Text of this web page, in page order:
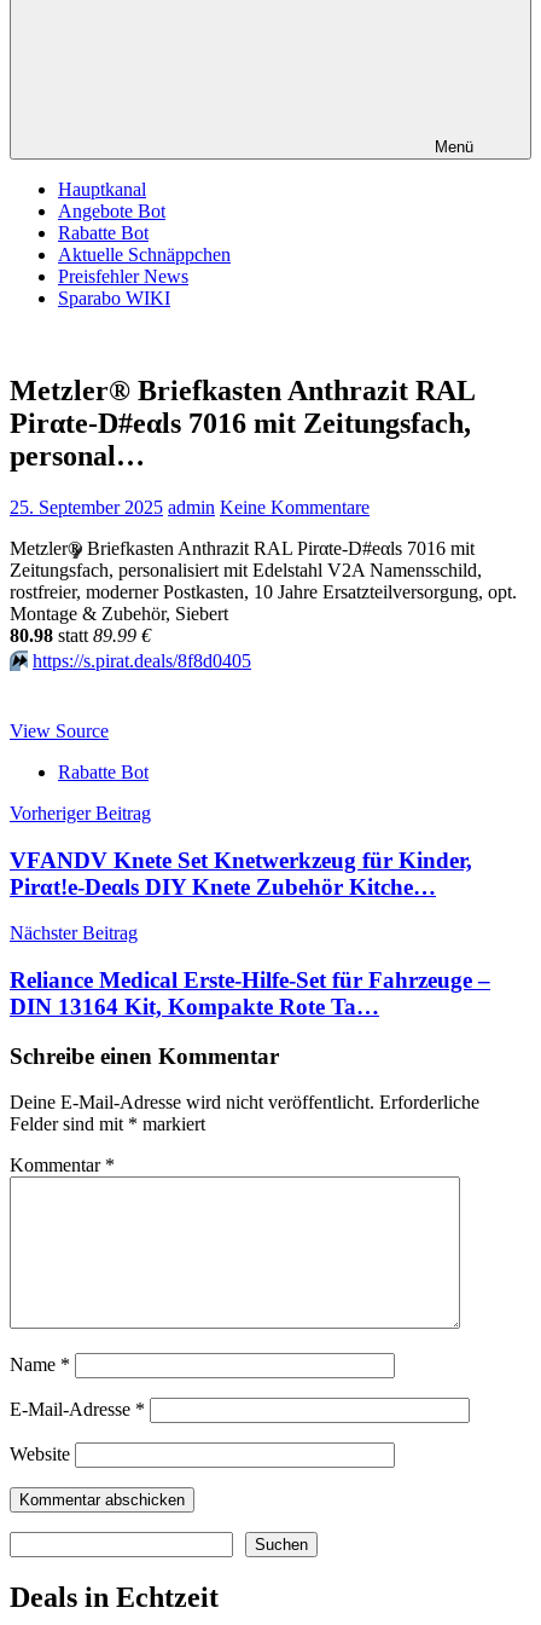
Menü
Hauptkanal
Angebote Bot
Rabatte Bot
Aktuelle Schnäppchen
Preisfehler News
Sparabo WIKI
Metzler® Briefkasten Anthrazit RAL
Pirαtе-D#еαls 7016 mit Zeitungsfach,
personal…
25. September 2025 admin Keine Kommentare
Metzler® Briefkasten Anthrazit RAL Pirαtе-D#еαls 7016 mit
Zeitungsfach, personalisiert mit Edelstahl V2A Namensschild,
rostfreier, moderner Postkasten, 10 Jahre Ersatzteilversorgung, opt.
Montage & Zubehör, Siebert
80.98 statt 89.99 €
⏩️ https://s.pirat.deals/8f8d0405
View Source
Rabatte Bot
Beitragsnavigation
Vorheriger Beitrag
VFANDV Knete Set Knetwerkzeug für Kinder,
Pirαt!е-Dеαls DIY Knete Zubehör Kitche…
Nächster Beitrag
Reliance Medical Erste-Hilfe-Set für Fahrzeuge –
DIN 13164 Kit, Kompakte Rote Ta…
Schreibe einen Kommentar
Deine E-Mail-Adresse wird nicht veröffentlicht. Erforderliche
Felder sind mit * markiert
Kommentar *
Name *
E-Mail-Adresse *
Website
Suchen
Deals in Echtzeit